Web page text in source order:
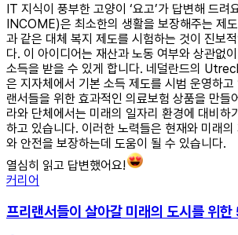
IT 지식이 풍부한 고양이 ‘요고’가 답변해 드
INCOME)은 최소한의 생활을 보장해주는 제
과 같은 대체 복지 제도를 시험하는 것이 진보
다. 이 아이디어는 재산과 노동 여부와 상관없
소득을 받을 수 있게 합니다. 네덜란드의
은 지자체에서 기본 소득 제도를 시범 운영하고
랜서들을 위한 효과적인 의료보험 상품을 만들
라와 단체에서는 미래의 일자리 환경에 대비하
하고 있습니다. 이러한 노력들은 현재와 미래의
와 안전을 보장하는데 도움이 될 수 있습니다.
열심히 읽고 답변했어요!
커리어
프리랜서들이 살아갈 미래의 도시를 위한